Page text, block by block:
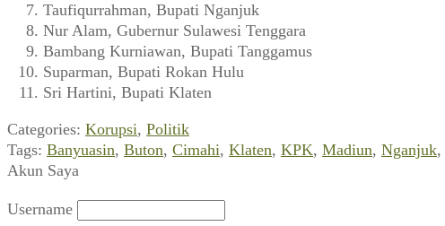
Taufiqurrahman, Bupati Nganjuk
Nur Alam, Gubernur Sulawesi Tenggara
Bambang Kurniawan, Bupati Tanggamus
Suparman, Bupati Rokan Hulu
Sri Hartini, Bupati Klaten
Categories: Korupsi, Politik
Tags: Banyuasin, Buton, Cimahi, Klaten, KPK, Madiun, Nganjuk,
Akun Saya
Username